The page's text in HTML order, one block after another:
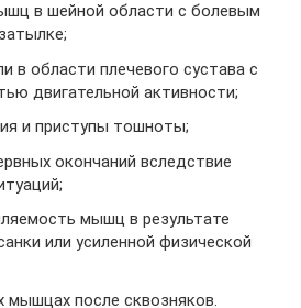
в шейной области с болевым
в области плечевого сустава с
двигательной активности;
и приступы тошноты;
окончаний вследствие
мышц в результате
или усиленной физической
мышцах после сквозняков.